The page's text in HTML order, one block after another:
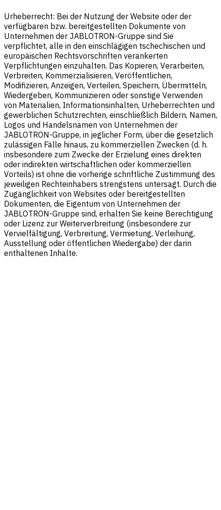
Urheberrecht: Bei der Nutzung der Website oder der
verfügbaren bzw. bereitgestellten Dokumente von
Unternehmen der JABLOTRON-Gruppe sind Sie
verpflichtet, alle in den einschlägigen tschechischen und
europäischen Rechtsvorschriften verankerten
Verpflichtungen einzuhalten. Das Kopieren, Verarbeiten,
Verbreiten, Kommerzialisieren, Veröffentlichen,
Modifizieren, Anzeigen, Verteilen, Speichern, Übermitteln,
Wiedergeben, Kommunizieren oder sonstige Verwenden
von Materialien, Informationsinhalten, Urheberrechten und
gewerblichen Schutzrechten, einschließlich Bildern, Namen,
Logos und Handelsnamen von Unternehmen der
JABLOTRON-Gruppe, in jeglicher Form, über die gesetzlich
zulässigen Fälle hinaus, zu kommerziellen Zwecken (d. h.
insbesondere zum Zwecke der Erzielung eines direkten
oder indirekten wirtschaftlichen oder kommerziellen
Vorteils) ist ohne die vorherige schriftliche Zustimmung des
jeweiligen Rechteinhabers strengstens untersagt. Durch die
Zugänglichkeit von Websites oder bereitgestellten
Dokumenten, die Eigentum von Unternehmen der
JABLOTRON-Gruppe sind, erhalten Sie keine Berechtigung
oder Lizenz zur Weiterverbreitung (insbesondere zur
Vervielfältigung, Verbreitung, Vermietung, Verleihung,
Ausstellung oder öffentlichen Wiedergabe) der darin
enthaltenen Inhalte.